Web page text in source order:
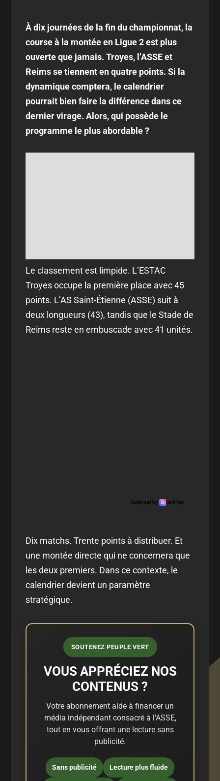
À dix journées de la fin du championnat, la
course à la montée en Ligue 2 est plus
ouverte que jamais. Troyes, l’ASSE et
Reims se tiennent en quatre points. Si la
dynamique comptera, le calendrier
pourrait bien faire la différence dans ce
dernier virage. Alors, qui possède le
programme le plus abordable ?
Le classement est limpide. L’ESTAC
Troyes occupe la première place avec 45
points. L’AS Saint-Étienne (ASSE) suit à
deux longueurs (43), tandis que le Stade de
Reims reste en embuscade avec 41 unités.
Dix matchs. Trente points à distribuer. Et
une montée directe qui ne concernera que
les deux premiers. Dans ce contexte, le
calendrier devient un paramètre
stratégique.
SOUTENEZ PEUPLE VERT
VOUS APPRÉCIEZ NOS
CONTENUS ?
Votre abonnement aide à financer un
média indépendant consacré à l'ASSE,
tout en vous offrant une lecture sans
publicité.
Sans publicité Lecture plus fluide